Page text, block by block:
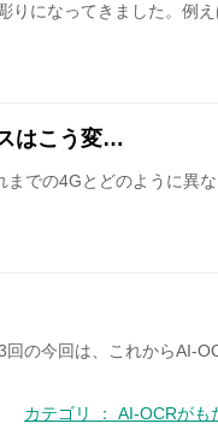
りになってきました。例
はこう変…
での4Gとどのように異
の今回は、これからAI-
カテゴリ ： AI-OCRが